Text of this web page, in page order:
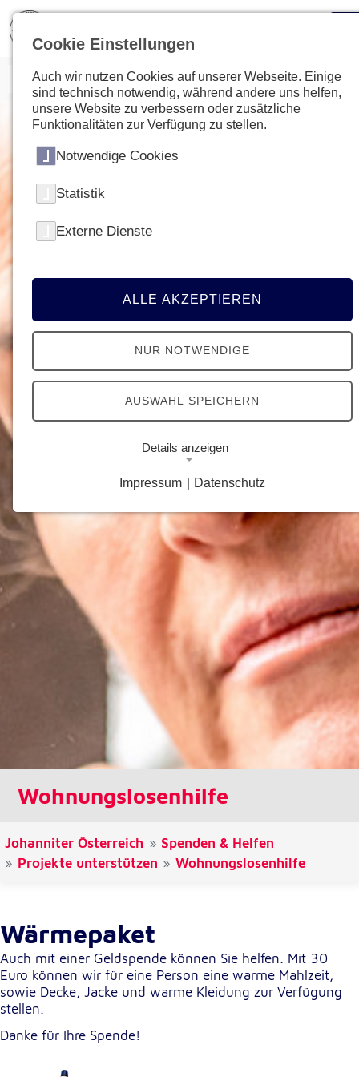
Wohnungslosenhilfe
Johanniter Österreich
Spenden & Helfen
Projekte unterstützen
Wohnungslosenhilfe
Wärmepaket
Auch mit einer Geldspende können Sie helfen. Mit 30
Euro können wir für eine Person eine warme Mahlzeit,
sowie Decke, Jacke und warme Kleidung zur Verfügung
stellen.
Danke für Ihre Spende!
Cookie Einstellungen
Auch wir nutzen Cookies auf unserer Webseite. Einige
sind technisch notwendig, während andere uns helfen,
unsere Website zu verbessern oder zusätzliche
Funktionalitäten zur Verfügung zu stellen.
Notwendige Cookies
Statistik
Externe Dienste
ALLE AKZEPTIEREN
NUR NOTWENDIGE
AUSWAHL SPEICHERN
Details anzeigen
Notwendige Cookies ermöglichen grundlegende
Funktionen und sind für die einwandfreie Funktion
der Website erforderlich.
Google Analytics Opt-Out-Cookie
Name:
gaOptout
Dieser Cookie speichert die gewählte
Einverständnisoption bezüglich Google Analytics
Cookie Laufzeit:
1 Jahr
Einverständnis-Cookie
Name:
cookie_consent
Cookie Laufzeit:
1 Jahr
Statistik
Diese Informationen helfen uns zu verstehen, wie
Impressum Datenschutz